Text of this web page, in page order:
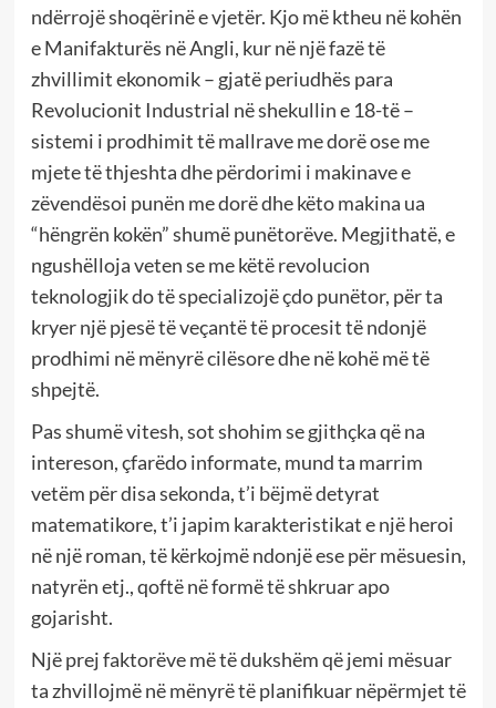
ndërrojë shoqërinë e vjetër. Kjo më ktheu në kohën
e Manifakturës në Angli, kur në një fazë të
zhvillimit ekonomik – gjatë periudhës para
Revolucionit Industrial në shekullin e 18-të –
sistemi i prodhimit të mallrave me dorë ose me
mjete të thjeshta dhe përdorimi i makinave e
zëvendësoi punën me dorë dhe këto makina ua
“hëngrën kokën” shumë punëtorëve. Megjithatë, e
ngushëlloja veten se me këtë revolucion
teknologjik do të specializojë çdo punëtor, për ta
kryer një pjesë të veçantë të procesit të ndonjë
prodhimi në mënyrë cilësore dhe në kohë më të
shpejtë.
Pas shumë vitesh, sot shohim se gjithçka që na
intereson, çfarëdo informate, mund ta marrim
vetëm për disa sekonda, t’i bëjmë detyrat
matematikore, t’i japim karakteristikat e një heroi
në një roman, të kërkojmë ndonjë ese për mësuesin,
natyrën etj., qoftë në formë të shkruar apo
gojarisht.
Një prej faktorëve më të dukshëm që jemi mësuar
ta zhvillojmë në mënyrë të planifikuar nëpërmjet të